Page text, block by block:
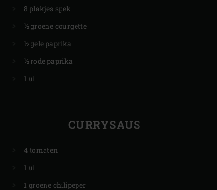
8 plakjes spek
½ groene courgette
½ gele paprika
½ rode paprika
1 ui
CURRYSAUS
4 tomaten
1 ui
1 groene chilipeper